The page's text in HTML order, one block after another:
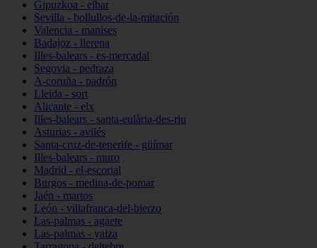
Gipuzkoa - eibar
Sevilla - bollullos-de-la-mitación
Valencia - manises
Badajoz - llerena
Illes-balears - es-mercadal
Segovia - pedraza
A-coruña - padrón
Lleida - sort
Alicante - elx
Illes-balears - santa-eulària-des-riu
Asturias - avilés
Santa-cruz-de-tenerife - güímar
Illes-balears - muro
Madrid - el-escorial
Burgos - medina-de-pomar
Jaén - martos
León - villafranca-del-bierzo
Las-palmas - agaete
Las-palmas - yaiza